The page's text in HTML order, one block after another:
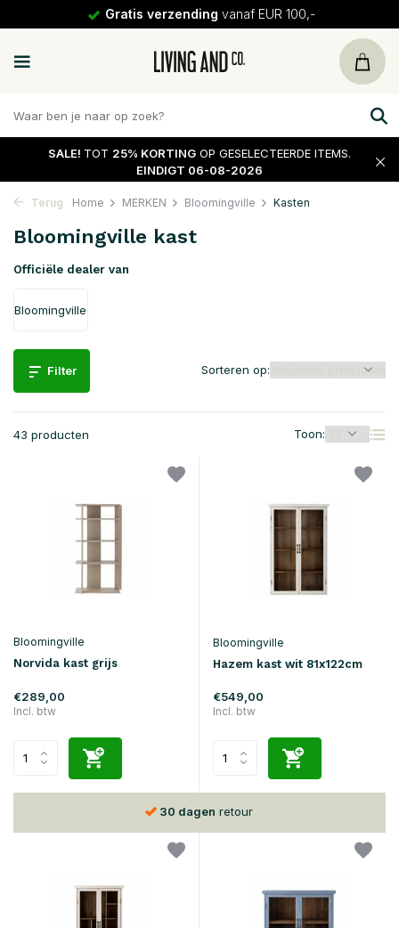
30 dagen retour
SALE! TOT 25% KORTING OP GESELECTEERDE ITEMS.
EINDIGT 06-08-2026
Terug Home MERKEN Bloomingville Kasten
Bloomingville kast
Officiële dealer van
Bloomingville
Filter
43 producten Toon:
Sorteren op:
Bloomingville
Norvida kast grijs
€289,00
Incl. btw
Bloomingville
Hazem kast wit 81x122cm
€549,00
Incl. btw
30 dagen retour